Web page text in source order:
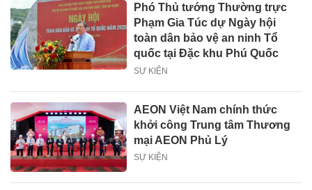
Phó Thủ tướng Thường trực
Phạm Gia Túc dự Ngày hội
toàn dân bảo vệ an ninh Tổ
quốc tại Đặc khu Phú Quốc
SỰ KIỆN
AEON Việt Nam chính thức
khởi công Trung tâm Thương
mại AEON Phủ Lý
SỰ KIỆN